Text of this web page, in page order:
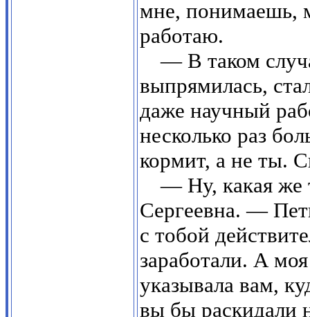
мне, понимаешь,
работаю.
— В таком
выпрямилась,
даже научный
несколько раз
кормит, а не ты.
— Ну, какая же
Сергеевна. —
с тобой
заработали. А
указывала вам,
вы бы раскидали